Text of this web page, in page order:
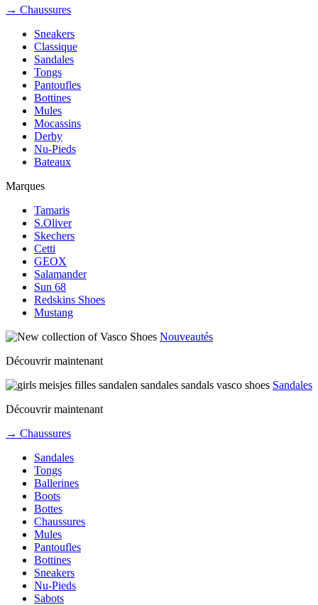
→ Chaussures
Sneakers
Classique
Sandales
Tongs
Pantoufles
Bottines
Mules
Mocassins
Derby
Nu-Pieds
Bateaux
Marques
Tamaris
S.Oliver
Skechers
Cetti
GEOX
Salamander
Sun 68
Redskins Shoes
Mustang
Nouveautés
Découvrir maintenant
Sandales
Découvrir maintenant
→ Chaussures
Sandales
Tongs
Ballerines
Boots
Bottes
Chaussures
Mules
Pantoufles
Bottines
Sneakers
Nu-Pieds
Sabots